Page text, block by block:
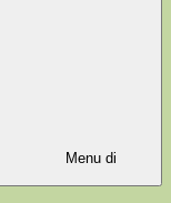
Menu di